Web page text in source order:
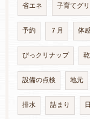
省エネ 子育てグ
予約 ７月 体
びっクリナップ
設備の点検 地元
排水 詰まり